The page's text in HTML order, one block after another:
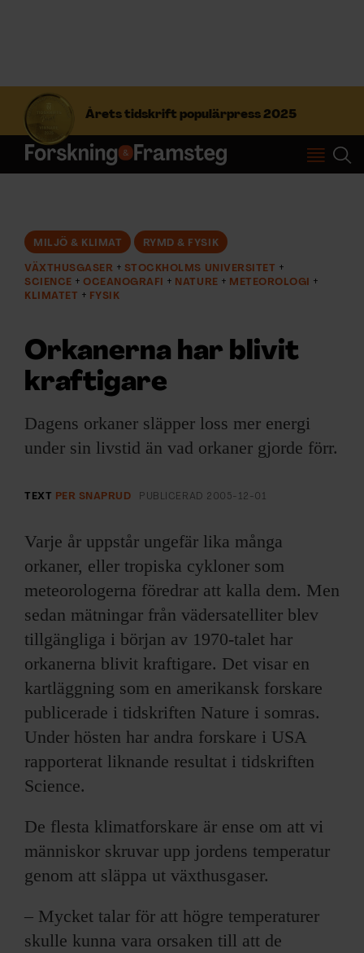
Årets tidskrift populärpress 2025
S
f
t
Prenumerera
NYHETSBREV
ARKIV & E-TIDNING
LYSSNA/PODD
EVENEMANG & RESOR
SHOP
KONTAKTA F&F
SKRIV I F&F
PRENUMERERA PÅ F&F
OM F&F
MILJÖ & KLIMAT RYMD & FYSIK
VÄXTHUSGASER
STOCKHOLMS UNIVERSITET
SCIENCE
OCEANOGRAFI NATURE
METEOROLOGI
KLIMATET
FYSIK
Orkanerna har blivit
kraftigare
Dagens orkaner släpper loss mer energi
under sin livstid än vad orkaner gjorde förr.
TEXT PER SNAPRUD PUBLICERAD 2005-12-01
Varje år uppstår ungefär lika många
orkaner, eller tropiska cykloner som
meteorologerna föredrar att kalla dem. Men
sedan mätningar från vädersatelliter blev
tillgängliga i början av 1970-talet har
orkanerna blivit kraftigare. Det visar en
kartläggning som en amerikansk forskare
publicerade i tidskriften Nature i somras.
Under hösten har andra forskare i USA
rapporterat liknande resultat i tidskriften
Science.
De flesta klimatforskare är ense om att vi
människor skruvar upp jordens temperatur
genom att släppa ut växthusgaser.
– Mycket talar för att högre temperaturer
skulle kunna vara orsaken till att de